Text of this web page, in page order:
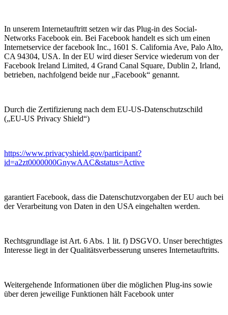
In unserem Internetauftritt setzen wir das Plug-in des Social-
Networks Facebook ein. Bei Facebook handelt es sich um einen
Internetservice der facebook Inc., 1601 S. California Ave, Palo Alto,
CA 94304, USA. In der EU wird dieser Service wiederum von der
Facebook Ireland Limited, 4 Grand Canal Square, Dublin 2, Irland,
betrieben, nachfolgend beide nur „Facebook“ genannt.
Durch die Zertifizierung nach dem EU-US-Datenschutzschild
(„EU-US Privacy Shield“)
https://www.privacyshield.gov/participant?
id=a2zt0000000GnywAAC&status=Active
garantiert Facebook, dass die Datenschutzvorgaben der EU auch bei
der Verarbeitung von Daten in den USA eingehalten werden.
Rechtsgrundlage ist Art. 6 Abs. 1 lit. f) DSGVO. Unser berechtigtes
Interesse liegt in der Qualitätsverbesserung unseres Internetauftritts.
Weitergehende Informationen über die möglichen Plug-ins sowie
über deren jeweilige Funktionen hält Facebook unter